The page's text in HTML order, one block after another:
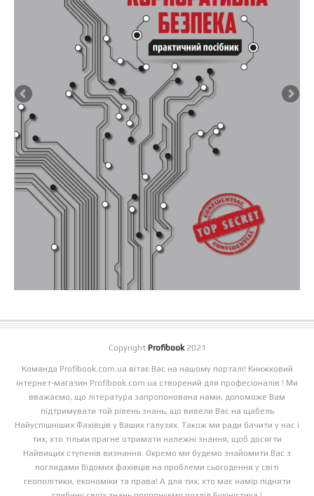
Copyright Profibook2021
Команда Profibook.com.ua вітає Вас на нашому порталі! Книжковий
інтернет-магазин Profibook.com.ua створений для професіоналів ! Ми
вважаємо, що література запропонована нами, допоможе Вам
підтримувати той рівень знань, що вивели Вас на щабель
Найуспішніших Фахівців у Ваших галузях. Також ми ради бачити у нас і
тих, хто тільки прагне отримати належні знання, щоб досягти
Найвищих ступенів визнання. Окремо ми будемо знайомити Вас з
поглядами Відомих фахівців на проблеми сьогодення у світі
геополітики, економіки та права! А для тих, хто має намір підняти